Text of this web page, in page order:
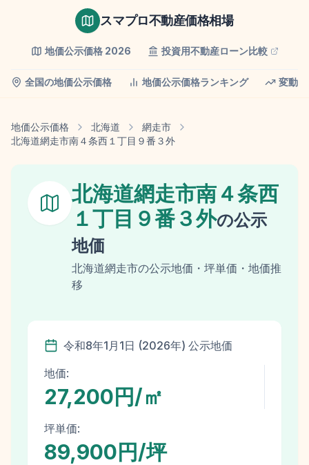
スマプロ不動産価格相場
地価公示価格 2026 投資用不動産ローン比較
全国の地価公示価格 地価公示価格ランキング 変動
地価公示価格 北海道
網走市
北海道網走市南４条西１丁目９番３外
北海道網走市南４条西
１丁目９番３外の公示
地価
北海道網走市の公示地価 ・坪単価・地価推
移
令和8年1月1日 (2026年) 公示地価
地価:
27,200円/㎡
坪単価:
89,900円/坪